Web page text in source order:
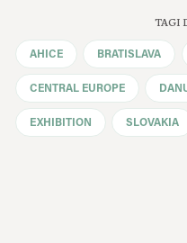
TAGI
AHICE BRATISLAVA
CENTRAL EUROPE
EXHIBITION SLOVAKIA